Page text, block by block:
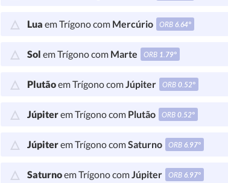
Lua em Trígono com Mercúrio ORB6.64°
Sol em Trígono com Marte ORB 1.79°
Plutãoem Trígono comJúpiter ORB0.52°
Júpiterem Trígono com Plutão ORB0.52°
Júpiterem Trígono comSaturno ORB6.97°
Saturnoem Trígono comJúpiter ORB6.97°